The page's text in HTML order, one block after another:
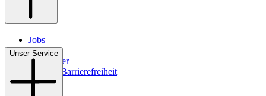
Jobs
Filialen
Newsletter
Digitale Barrierefreiheit
Unser Service